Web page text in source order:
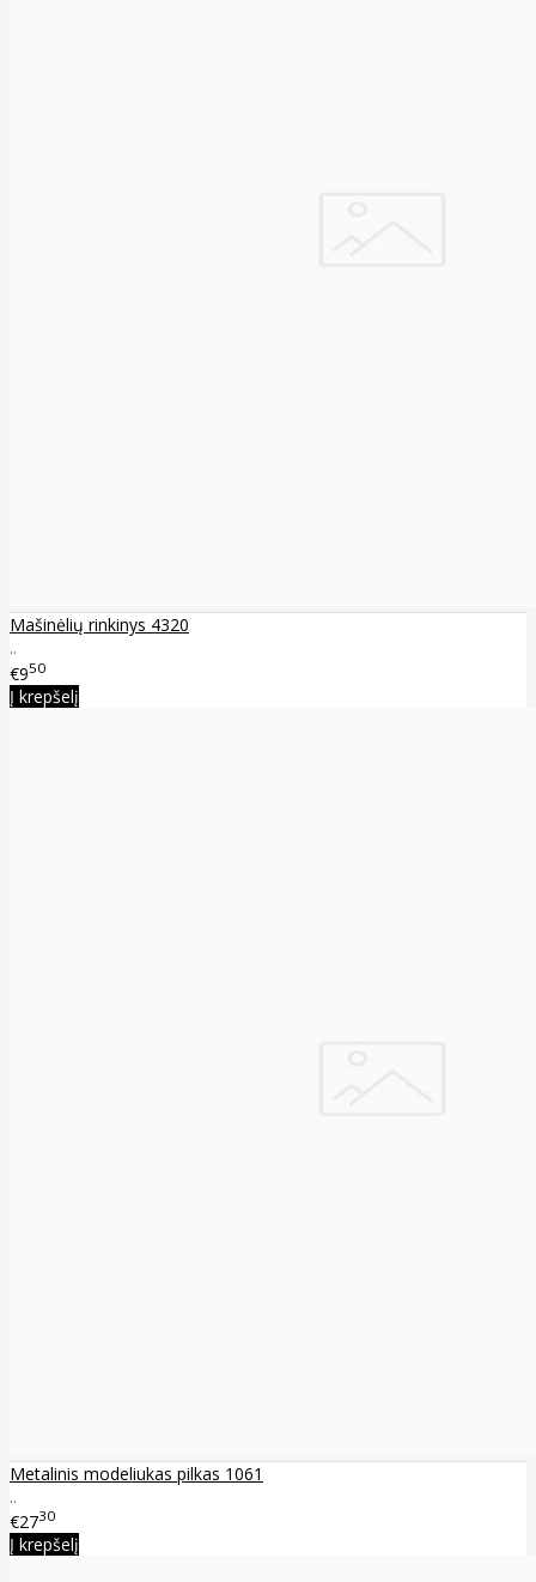
Mašinėlių rinkinys 4320
..
€950
Į krepšelį
Metalinis modeliukas pilkas 1061
..
€2730
Į krepšelį